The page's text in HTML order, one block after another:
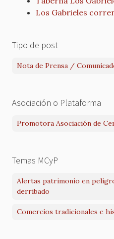
Los Gabrieles
Tipo de post
Nota de Prensa /
Asociación o Plataforma
Promotora Asociación de
Temas MCyP
Alertas patrimonio en
derribado
Comercios tradicionales e